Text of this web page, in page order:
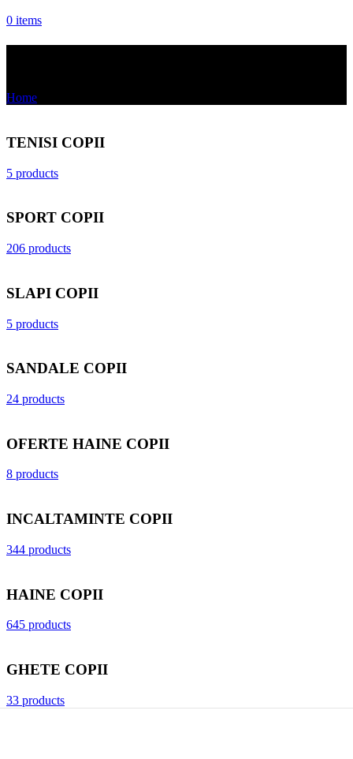
0 items
Home
TENISI COPII
5 products
SPORT COPII
206 products
SLAPI COPII
5 products
SANDALE COPII
24 products
OFERTE HAINE COPII
8 products
INCALTAMINTE COPII
344 products
HAINE COPII
645 products
GHETE COPII
33 products